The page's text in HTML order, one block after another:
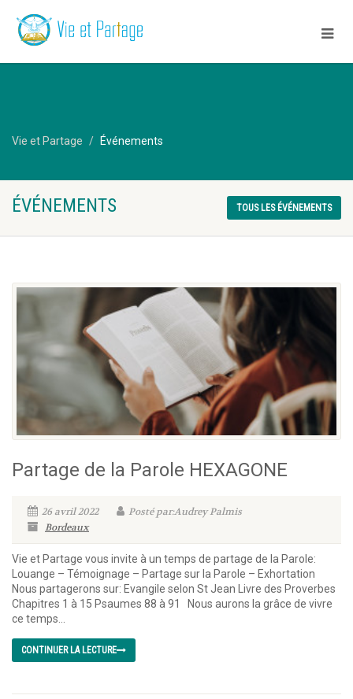
Vie et Partage Événements
ÉVÉNEMENTS TOUS LES ÉVÉNEMENTS
Partage de la Parole HEXAGONE
26 avril 2022
Posté par:Audrey Palmis
Bordeaux
Vie et Partage vous invite à un temps de partage de la Parole:
Louange – Témoignage – Partage sur la Parole – Exhortation
Nous partagerons sur: Evangile selon St Jean Livre des Proverbes
Chapitres 1 à 15 Psaumes 88 à 91 Nous aurons la grâce de vivre
ce temps...
CONTINUER LA LECTURE